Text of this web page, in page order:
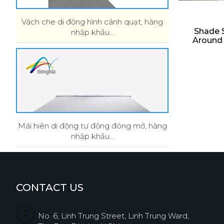
Shade
Around
Vách che di động hình cánh quạt, hàng
nhập khẩu...
Mái hiên di động tự động đóng mở, hàng
nhập khẩu...
CONTACT US
No. 6, Linh Trung Street, Linh Trung Ward,